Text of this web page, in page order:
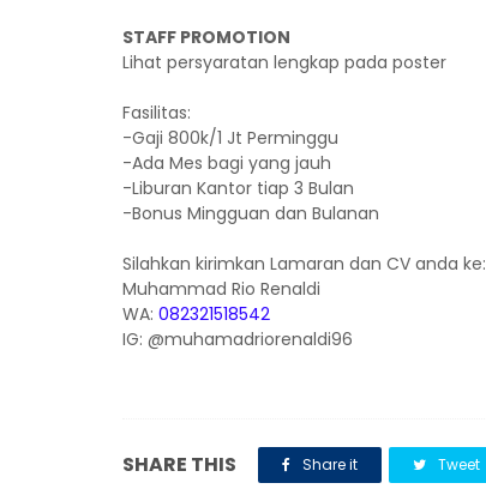
STAFF PROMOTION
Lihat persyaratan lengkap pada poster
Fasilitas:
-Gaji 800k/1 Jt Perminggu
-Ada Mes bagi yang jauh
-Liburan Kantor tiap 3 Bulan
-Bonus Mingguan dan Bulanan
Silahkan kirimkan Lamaran dan CV anda ke:
Muhammad Rio Renaldi
WA: 082321518542
IG: @muhamadriorenaldi96
SHARE THIS Share it Tweet